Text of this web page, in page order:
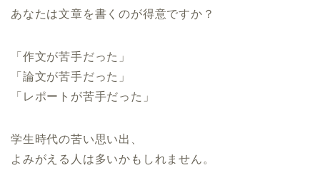
あなたは文章を書くのが得意ですか？
「作文が苦手だった」
「論文が苦手だった」
「レポートが苦手だった」
学生時代の苦い思い出、
よみがえる人は多いかもしれません。